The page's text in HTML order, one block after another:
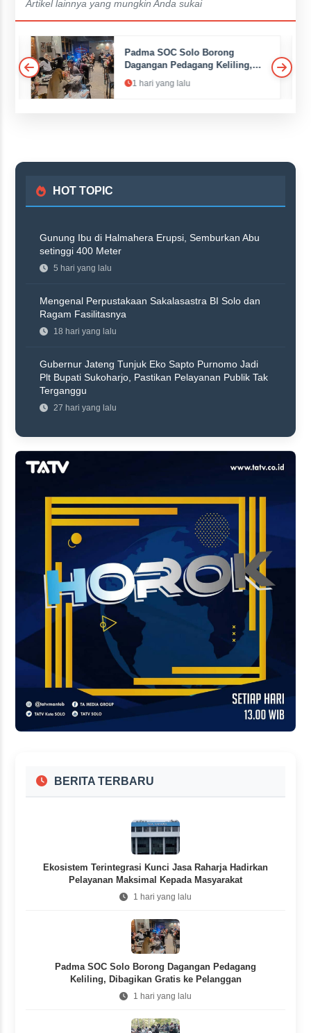
Artikel lainnya yang mungkin Anda sukai
Padma SOC Solo Borong
Dagangan Pedagang Keliling,
Dibagikan Gratis ke Pelanggan
1 hari yang lalu
HOT TOPIC
Gunung Ibu di Halmahera Erupsi, Semburkan Abu
setinggi 400 Meter
5 hari yang lalu
Mengenal Perpustakaan Sakalasastra BI Solo dan
Ragam Fasilitasnya
18 hari yang lalu
Gubernur Jateng Tunjuk Eko Sapto Purnomo Jadi
Plt Bupati Sukoharjo, Pastikan Pelayanan Publik Tak
Terganggu
27 hari yang lalu
BERITA TERBARU
Ekosistem Terintegrasi Kunci Jasa Raharja Hadirkan
Pelayanan Maksimal Kepada Masyarakat
1 hari yang lalu
Padma SOC Solo Borong Dagangan Pedagang
Keliling, Dibagikan Gratis ke Pelanggan
1 hari yang lalu